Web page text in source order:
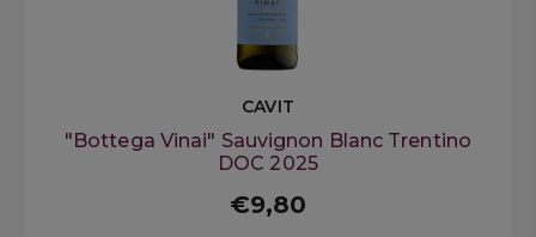
CAVIT
"Bottega Vinai" Sauvignon Blanc Trentino
DOC 2025
€9,80